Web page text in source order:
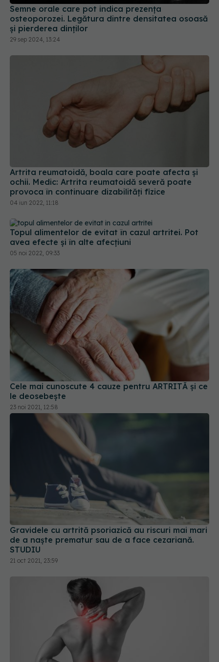
Semne orale care pot indica prezența
osteoporozei. Legătura dintre densitatea osoasă
și pierderea dinților
29 sep 2024, 13:24
Artrita reumatoidă, boala care poate afecta și
ochii. Medic: Artrita reumatoidă severă poate
provoca în continuare dizabilități fizice
04 iun 2022, 11:18
Topul alimentelor de evitat în cazul artritei. Pot
avea efecte și în alte afecțiuni
05 noi 2022, 09:33
Cele mai cunoscute 4 cauze pentru ARTRITĂ și ce
le deosebește
23 noi 2021, 12:58
Gravidele cu artrită psoriazică au riscuri mai mari
de a naște prematur sau de a face cezariană.
STUDIU
21 oct 2021, 23:59